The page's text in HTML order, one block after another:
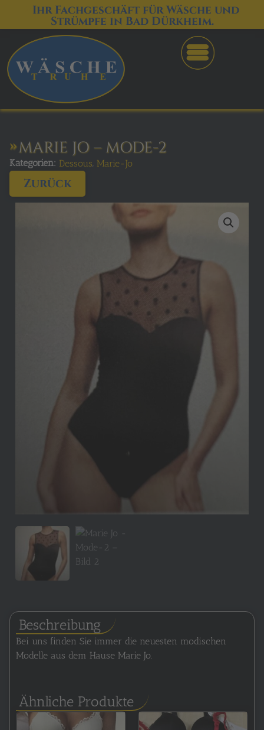
Ihr Fachgeschäft für Wäsche und
Strümpfe in Bad Dürkheim.
MARIE JO – MODE-2
Kategorien: Dessous, Marie-Jo
Zurück
Beschreibung
Bei uns finden Sie immer die neuesten modischen
Modelle aus dem Hause Marie Jo.
Ähnliche Produkte